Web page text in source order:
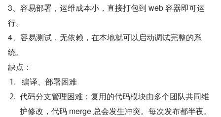
3、容易部署，运维成本小，直接打包到 web 容器即可运
行。
4、容易测试，无依赖，在本地就可以启动调试完整的系
统。
缺点：
编译、部署困难
代码分支管理困难：复用的代码模块由多个团队共同维
护修改，代码 merge 总会发生冲突。每次发布都半夜。